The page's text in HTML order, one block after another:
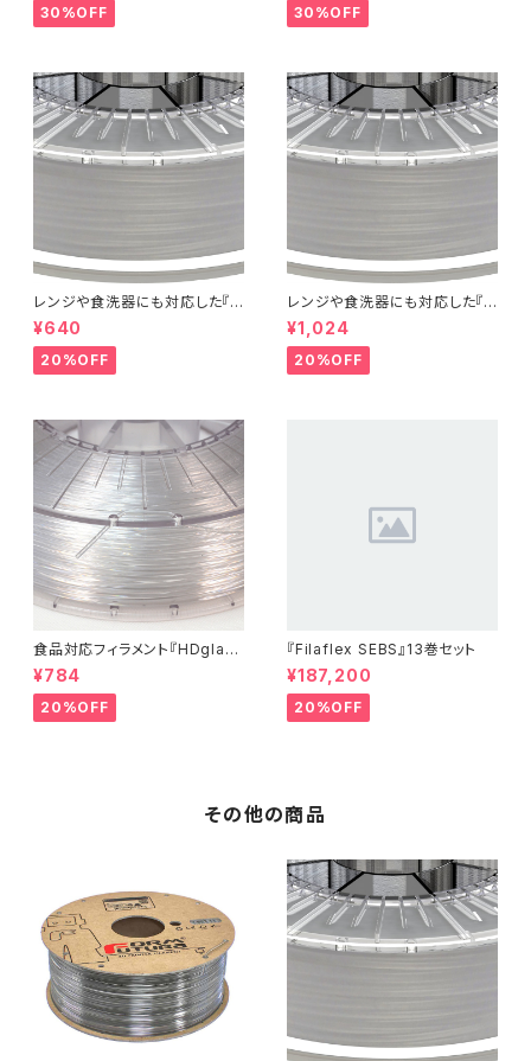
30%OFF 30%OFF
レンジや食洗器にも対応した『C
entaur PP』：お試しサンプル 5
M
¥640
20%OFF
レンジや食洗器にも対応した『C
entaur PP』：お試しサンプル 1
0M
¥1,024
20%OFF
食品対応フィラメント『HDglas
s』：お試しサンプル 10M
¥784
20%OFF
『Filaflex SEBS』13巻セット
¥187,200
20%OFF
その他の商品